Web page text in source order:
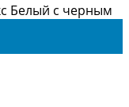
Белый с черным